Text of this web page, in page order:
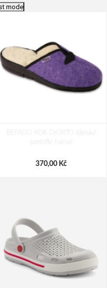
modré
792,00 Kč 990,00 Kč
mode
BEFADO 9D6 DrORTO dámské
pantofle fialové
370,00 Kč